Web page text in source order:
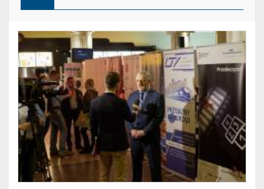
filtrowania
wyników
wyszukiwania
dostępne
czytników
ekranu
(sekcja
lokalizacja).